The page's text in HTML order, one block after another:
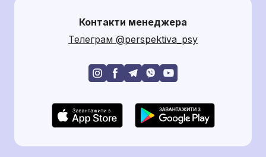
Контакти менеджера
Телеграм @perspektiva_psy